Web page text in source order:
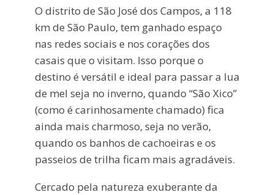
O distrito de São José dos Campos, a 118
km de São Paulo, tem ganhado espaço
nas redes sociais e nos corações dos
casais que o visitam. Isso porque o
destino é versátil e ideal para passar a lua
de mel seja no inverno, quando “São Xico”
(como é carinhosamente chamado) fica
ainda mais charmoso, seja no verão,
quando os banhos de cachoeiras e os
passeios de trilha ficam mais agradáveis.
Cercado pela natureza exuberante da